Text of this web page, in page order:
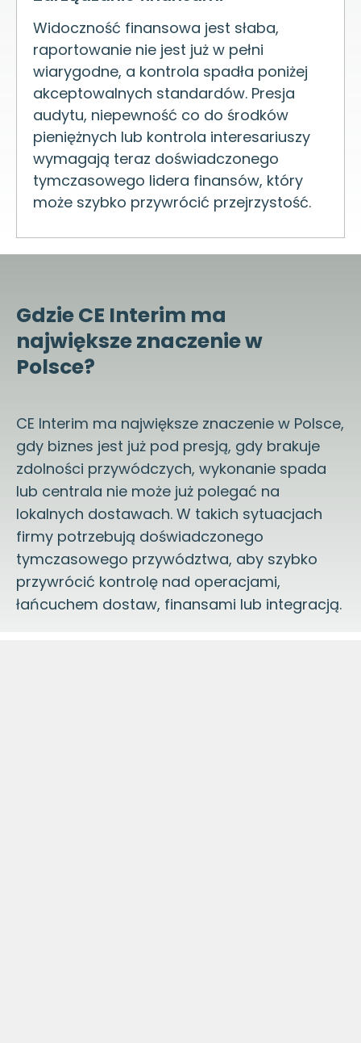
Widoczność finansowa jest słaba,
raportowanie nie jest już w pełni
wiarygodne, a kontrola spadła poniżej
akceptowalnych standardów. Presja
audytu, niepewność co do środków
pieniężnych lub kontrola interesariuszy
wymagają teraz doświadczonego
tymczasowego lidera finansów, który
może szybko przywrócić przejrzystość.
Gdzie CE Interim ma
największe znaczenie w
Polsce?
CE Interim ma największe znaczenie w Polsce,
gdy biznes jest już pod presją, gdy brakuje
zdolności przywódczych, wykonanie spada
lub centrala nie może już polegać na
lokalnych dostawach. W takich sytuacjach
firmy potrzebują doświadczonego
tymczasowego przywództwa, aby szybko
przywrócić kontrolę nad operacjami,
łańcuchem dostaw, finansami lub integracją.